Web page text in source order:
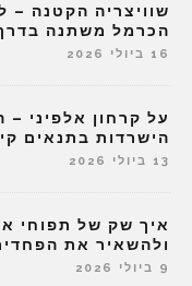
שוויצריה הקטנה –
הכרמל משתנה
16 ביולי 2026
על קרחון אלפיני –
הישרדות בתנאים
13 ביולי 2026
איך שק של תפוחי
ולהשאיר את
9 ביולי 2026